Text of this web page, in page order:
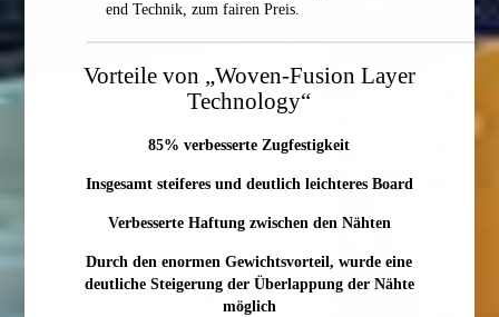
end Technik, zum fairen Preis.
Vorteile von „Woven-Fusion Layer
Technology“
85% verbesserte Zugfestigkeit
Insgesamt steiferes und deutlich leichteres Board
Verbesserte Haftung zwischen den Nähten
Durch den enormen Gewichtsvorteil, wurde eine
deutliche Steigerung der Überlappung der Nähte
möglich